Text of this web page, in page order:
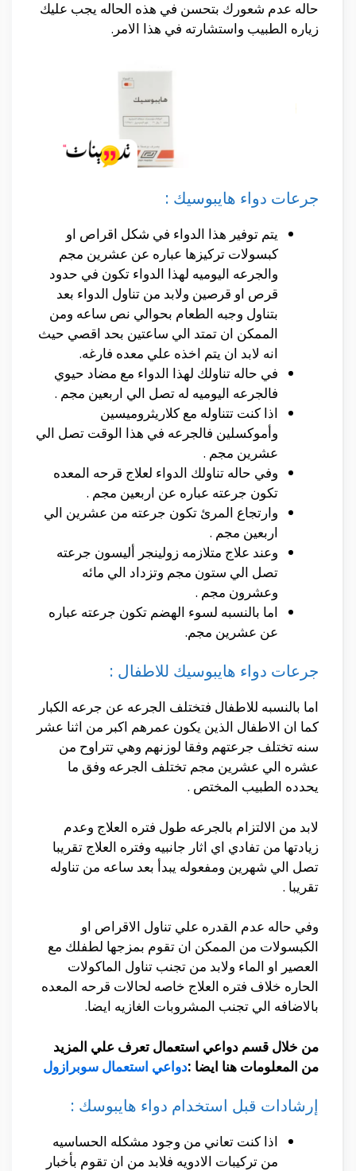
حاله عدم شعورك بتحسن في هذه الحاله يجب عليك
زياره الطبيب واستشارته في هذا الامر.
جرعات دواء هايبوسيك :
يتم توفير هذا الدواء في شكل اقراص او
كبسولات تركيزها عباره عن عشرين مجم
والجرعه اليوميه لهذا الدواء تكون في حدود
قرص او قرصين ولابد من تناول الدواء بعد
بتناول وجبه الطعام بحوالي نص ساعه ومن
الممكن ان تمتد الي ساعتين بحد اقصي حيث
انه لابد ان يتم اخذه علي معده فارغه.
في حاله تناولك لهذا الدواء مع مضاد حيوي
فالجرعه اليوميه له تصل الي اربعين مجم .
اذا كنت تتناوله مع كلاريثروميسين
وأموكسلين فالجرعه في هذا الوقت تصل الي
عشرين مجم .
وفي حاله تناولك الدواء لعلاج قرحه المعده
تكون جرعته عباره عن اربعين مجم .
وارتجاع المرئ تكون جرعته من عشرين الي
اربعين مجم .
وعند علاج متلازمه زولينجر أليسون جرعته
تصل الي ستون مجم وتزداد الي مائه
وعشرون مجم .
اما بالنسبه لسوء الهضم تكون جرعته عباره
عن عشرين مجم.
جرعات دواء هايبوسيك للاطفال :
اما بالنسبه للاطفال فتختلف الجرعه عن جرعه الكبار
كما ان الاطفال الذين يكون عمرهم اكبر من اثنا عشر
سنه تختلف جرعتهم وفقا لوزنهم وهي تتراوح من
عشره الي عشرين مجم تختلف الجرعه وفق ما
يحدده الطبيب المختص .
لابد من الالتزام بالجرعه طول فتره العلاج وعدم
زيادتها من تفادي اي اثار جانبيه وفتره العلاج تقريبا
تصل الي شهرين ومفعوله يبدأ بعد ساعه من تناوله
تقريبا .
وفي حاله عدم القدره علي تناول الاقراص او
الكبسولات من الممكن ان تقوم بمزجها لطفلك مع
العصير او الماء ولابد من تجنب تناول الماكولات
الحاره خلاف فتره العلاج خاصه لحالات قرحه المعده
بالاضافه الي تجنب المشروبات الغازيه ايضا.
من خلال قسم دواعي استعمال تعرف علي المزيد
من المعلومات هنا ايضا :دواعي استعمال سوبرازول
إرشادات قبل استخدام دواء هايبوسك :
اذا كنت تعاني من وجود مشكله الحساسيه
من تركيبات الادويه فلابد من ان تقوم بأخبار